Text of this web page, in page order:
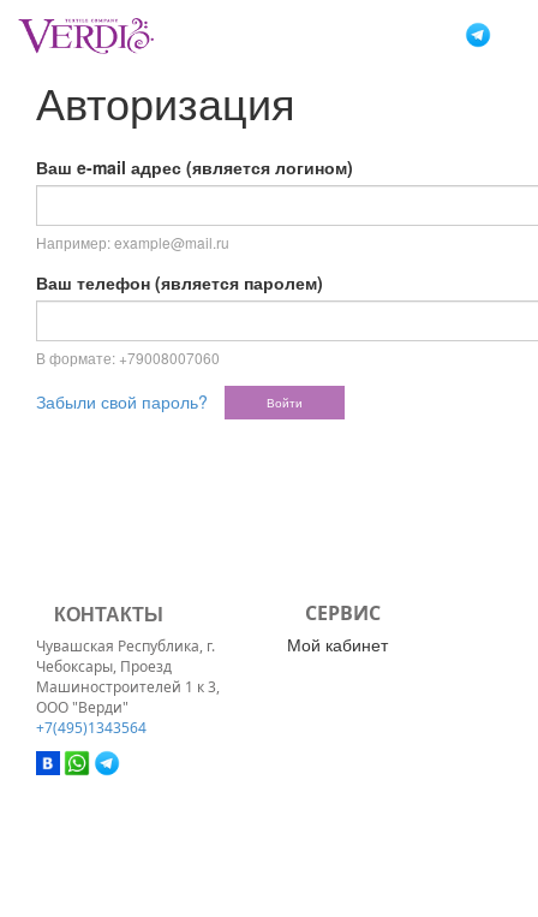
основному
содержанию
Авторизация
Ваш e-mail адрес (является логином)
Например: example@mail.ru
Ваш телефон (является паролем)
В формате: +79008007060
Забыли свой пароль?
КОНТАКТЫ
Чувашская Республика, г.
Чебоксары, Проезд
Машиностроителей 1 к 3,
ООО "Верди"
+7(495)1343564
СЕРВИС
Мой кабинет